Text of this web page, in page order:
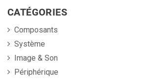
CATÉGORIES
Composants
Système
Image & Son
Périphérique